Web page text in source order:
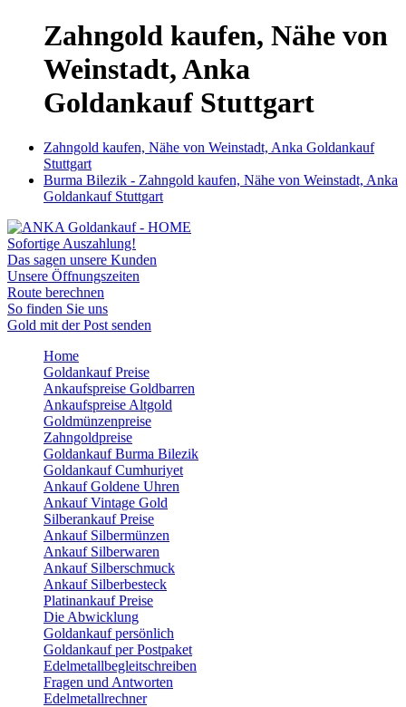
Zahngold kaufen, Nähe von
Weinstadt, Anka
Goldankauf Stuttgart
Zahngold kaufen, Nähe von Weinstadt, Anka Goldankauf
Stuttgart
Burma Bilezik - Zahngold kaufen, Nähe von Weinstadt, Anka
Goldankauf Stuttgart
Sofortige Auszahlung!
Das sagen unsere Kunden
Unsere Öffnungszeiten
Route berechnen
So finden Sie uns
Gold mit der Post senden
Home
Goldankauf Preise
Ankaufspreise Goldbarren
Ankaufspreise Altgold
Goldmünzenpreise
Zahngoldpreise
Goldankauf Burma Bilezik
Goldankauf Cumhuriyet
Ankauf Goldene Uhren
Ankauf Vintage Gold
Silberankauf Preise
Ankauf Silbermünzen
Ankauf Silberwaren
Ankauf Silberschmuck
Ankauf Silberbesteck
Platinankauf Preise
Die Abwicklung
Goldankauf persönlich
Goldankauf per Postpaket
Edelmetallbegleitschreiben
Fragen und Antworten
Edelmetallrechner